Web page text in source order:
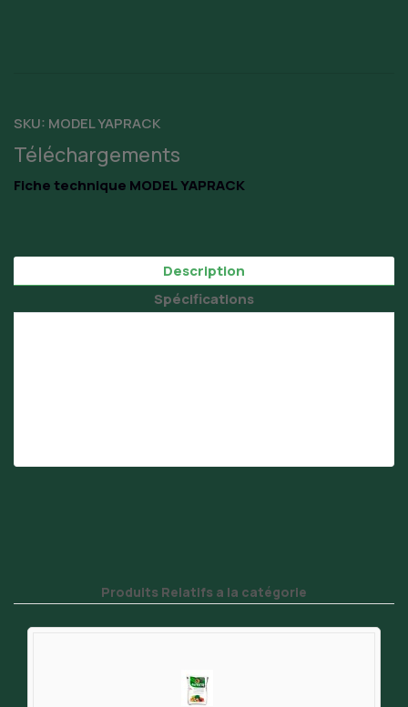
SKU: MODEL YAPRACK
Téléchargements
Fiche technique MODEL YAPRACK
Description
Spécifications
Produits Relatifs a la catégorie